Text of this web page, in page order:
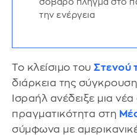
σοβαρό πλήγμα στο
την ενέργεια
Το κλείσιμο του Στενού
διάρκεια της
Ισραήλ ανέδειξε μια
πραγματικότητα στη
σύμφωνα με